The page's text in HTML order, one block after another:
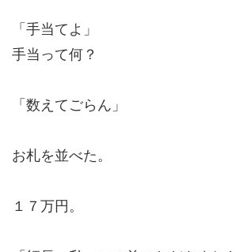
「手当てよ」
手当って何？
「数えてごらん」
お札を並べた。
１７万円。